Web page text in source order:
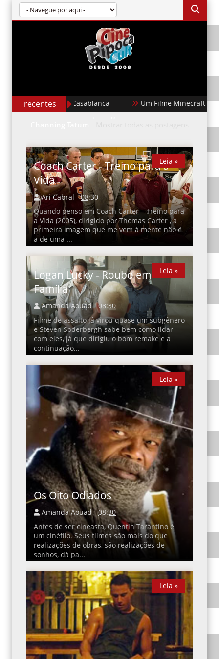
recentes Um Filme Minecraft Garota Dourada
Mostrando postagens com marcador
Coach Carter - Treino para a
Vida
Ari Cabral
08:30
Quando penso em Coach Carter – Treino para
a Vida (2005), dirigido por Thomas Carter , a
primeira imagem que me vem à mente não é
a de uma ...
Leia »
Leia »
Logan Lucky - Roubo em
Família
Amanda Aouad
08:30
Filme de assalto já virou quase um subgênero
e Steven Soderbergh sabe bem como lidar
com eles, já que dirigiu o bom remake e a
continuação...
Leia »
Leia »
Os Oito Odiados
Amanda Aouad
08:30
Antes de ser cineasta, Quentin Tarantino é
um cinéfilo. Seus filmes são mais do que
realizações de obras, são realizações de
sonhos, dá pa...
Leia »
Leia »
Leia »
Leia »